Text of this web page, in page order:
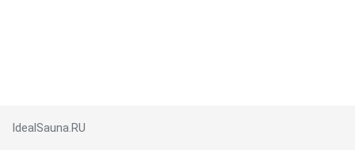
IdealSauna.RU